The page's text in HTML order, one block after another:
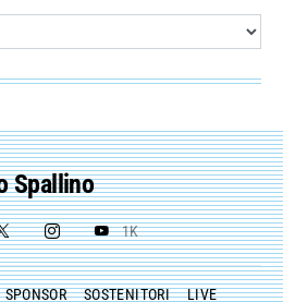
Spallino
1K
SPONSOR SOSTENITORI LIVE